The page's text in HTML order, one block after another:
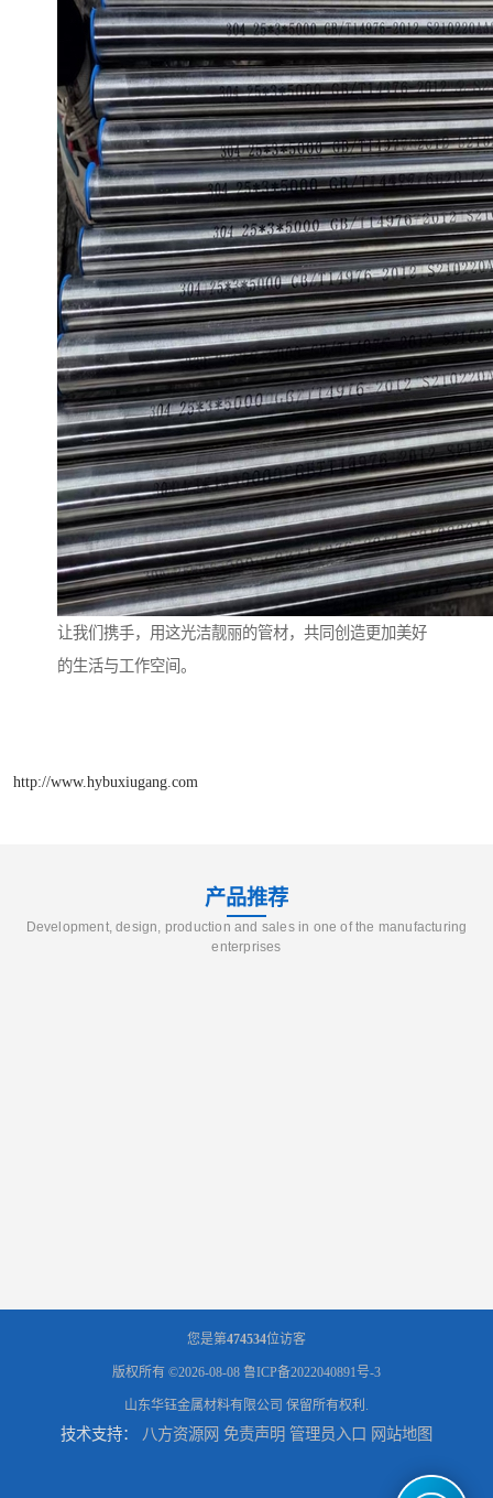
让我们携手，用这光洁靓丽的管材，共同创造更加美好
的生活与工作空间。
http://www.hybuxiugang.com
产品推荐
Development, design, production and sales in one of the manufacturing
enterprises
您是第474534位访客
版权所有 ©2026-08-08 鲁ICP备2022040891号-3
山东华钰金属材料有限公司 保留所有权利.
技术支持： 八方资源网 免责声明 管理员入口 网站地图